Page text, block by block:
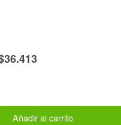
Añadir al carrito